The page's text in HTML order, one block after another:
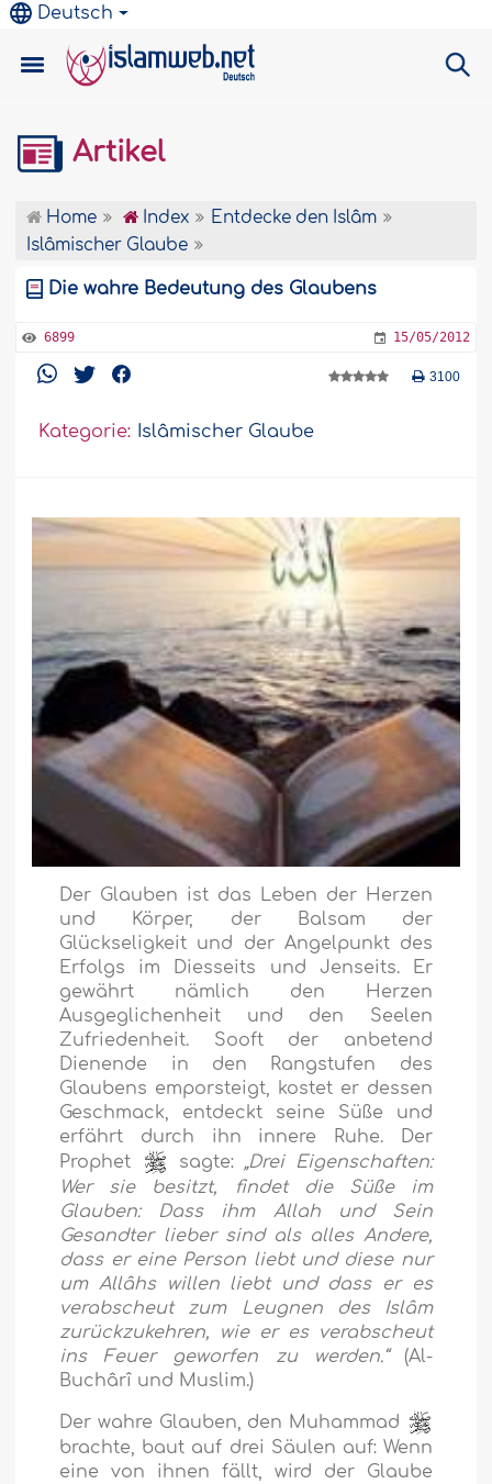
Deutsch
Artikel
Home Index
Entdecke den Islâm
Islâmischer Glaube
Die wahre Bedeutung des Glaubens
6899 15/05/2012
3100
Kategorie: Islâmischer Glaube
Der Glauben ist das Leben der Herzen
und Körper, der Balsam der
Glückseligkeit und der Angelpunkt des
Erfolgs im Diesseits und Jenseits. Er
gewährt nämlich den Herzen
Ausgeglichenheit und den Seelen
Zufriedenheit. Sooft der anbetend
Dienende in den Rangstufen des
Glaubens emporsteigt, kostet er dessen
Geschmack, entdeckt seine Süße und
erfährt durch ihn innere Ruhe. Der
Prophet
sagte: „Drei Eigenschaften:
Wer sie besitzt, findet die Süße im
Glauben: Dass ihm Allah und Sein
Gesandter lieber sind als alles Andere,
dass er eine Person liebt und diese nur
um Allâhs willen liebt und dass er es
verabscheut zum Leugnen des Islâm
zurückzukehren, wie er es verabscheut
ins Feuer geworfen zu werden.“(Al-
Buchârî und Muslim.)
Der wahre Glauben, den Muhammad
brachte, baut auf drei Säulen auf: Wenn
eine von ihnen fällt, wird der Glaube